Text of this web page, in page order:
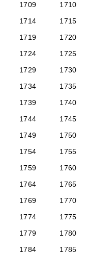
1709
1710
1714
1715
1719
1720
1724
1725
1729
1730
1734
1735
1739
1740
1744
1745
1749
1750
1754
1755
1759
1760
1764
1765
1769
1770
1774
1775
1779
1780
1784
1785